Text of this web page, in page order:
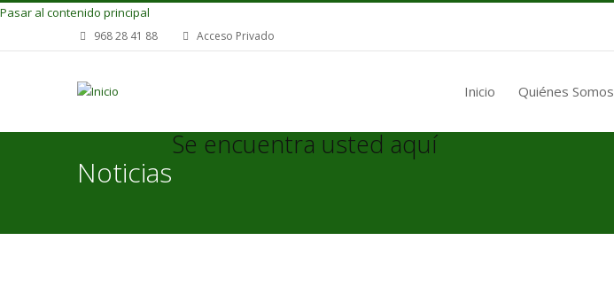
Pasar al contenido principal
968 28 41 88 Acceso Privado
Inicio Quiénes Somos
Noticias
Se encuentra usted aquí